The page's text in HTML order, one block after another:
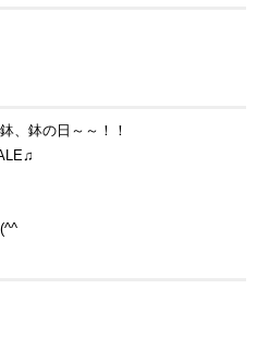
、鉢の日～～！！
ゞ